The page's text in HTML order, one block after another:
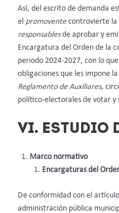
Así, del escrito de demanda
el promoventecontrovierte la
responsablesde aprobar y
Encargatura del Orden de la
periodo 2024-2027, con lo
obligaciones que les impone la
Reglamento de Auxiliares,
político-electorales de votar y
VI. ESTUDIO
Marco normativo
Encargaturas del
De conformidad con el
administración pública